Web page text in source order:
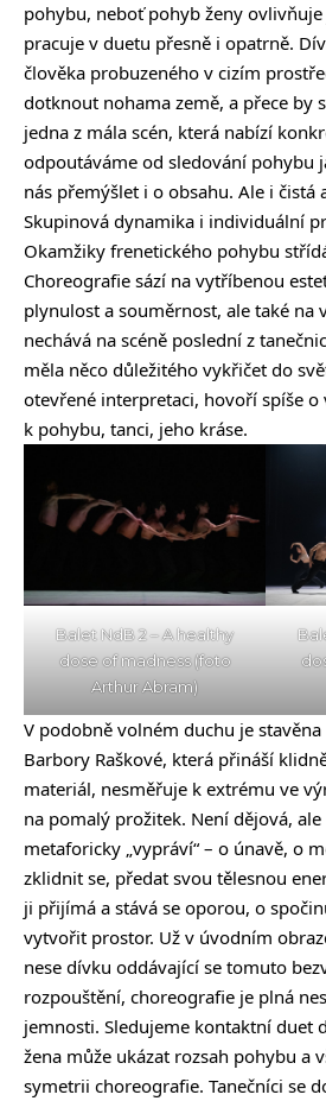
pohybu, neboť pohyb ženy
pracuje v duetu přesně i opatrně.
člověka probuzeného v cizím
dotknout nohama země, a přece by
jedna z mála scén, která nabízí
odpoutáváme od sledování pohybu
nás přemýšlet i o obsahu. Ale i čistá
Skupinová dynamika i individuální
Okamžiky frenetického pohybu
Choreografie sází na vytříbenou
plynulost a souměrnost, ale také na
nechává na scéně poslední z
měla něco důležitého vykřičet do
otevřené interpretaci, hovoří spíše
k pohybu, tanci, jeho kráse.
Balet NdB 2 – A healthy
dose of madness (foto
Arthur Abram)
V podobně volném duchu je
Barbory Raškové, která přináší
materiál, nesměřuje k extrému ve
na pomalý prožitek. Není dějová,
metaforicky „vypráví“ – o únavě, o
zklidnit se, předat svou tělesnou
ji přijímá a stává se oporou, o
vytvořit prostor. Už v úvodním
nese dívku oddávající se tomuto
rozpouštění, choreografie je plná
jemnosti. Sledujeme kontaktní duet
žena může ukázat rozsah pohybu a
symetrii choreografie. Tanečníci se